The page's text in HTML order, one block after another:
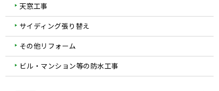
天窓工事
サイディング張り替え
その他リフォーム
ビル・マンション等の防水工事